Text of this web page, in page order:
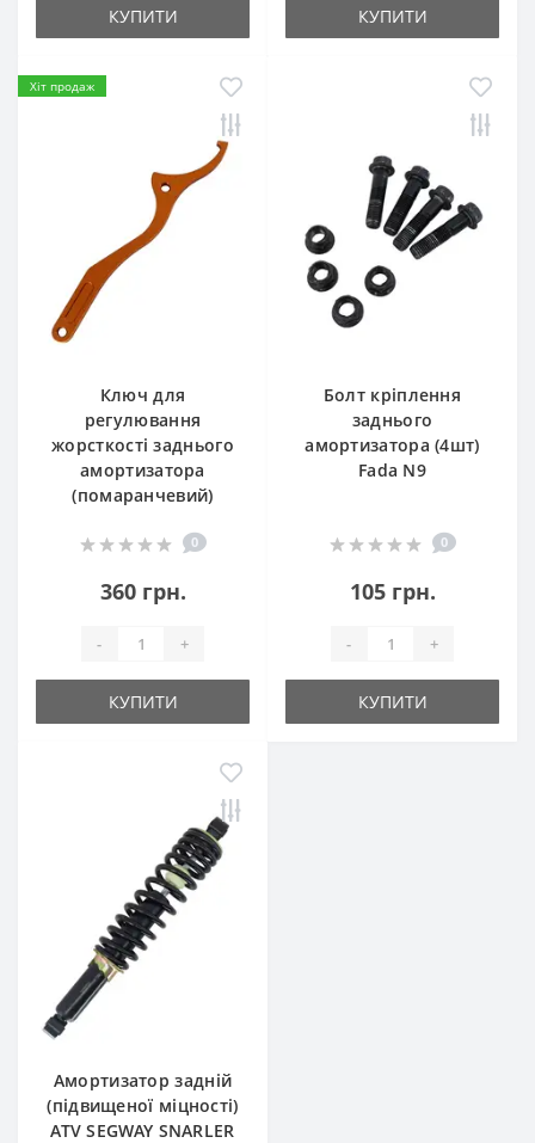
КУПИТИ КУПИТИ
Хіт продаж
Ключ для
регулювання
жорсткості заднього
амортизатора
(помаранчевий)
0
360 грн.
- +
КУПИТИ
Болт кріплення
заднього
амортизатора (4шт)
Fada N9
0
105 грн.
- +
КУПИТИ
Амортизатор задній
(підвищеної міцності)
ATV SEGWAY SNARLER